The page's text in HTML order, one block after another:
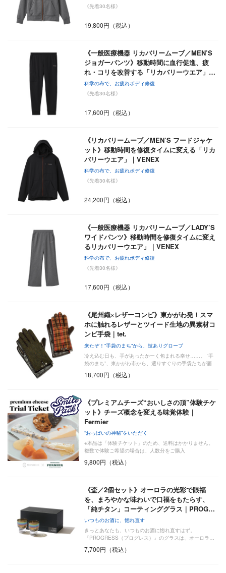
《先着30名様》
19,800円（税込）
《一般医療機器 リカバリームーブ／MEN’S
ジョガーパンツ》移動時間に血行促進、疲
れ・コリを改善する「リカバリーウエア」…
科学の布で、お疲れボディ修復
《先着30名様》
17,600円（税込）
《リカバリームーブ／MEN’S フードジャケ
ット》移動時間を修復タイムに変える「リカ
バリーウエア」｜VENEX
科学の布で、お疲れボディ修復
《先着30名様》
24,200円（税込）
《一般医療機器 リカバリームーブ／LADY’S
ワイドパンツ》移動時間を修復タイムに変え
るリカバリーウエア」｜VENEX
科学の布で、お疲れボディ修復
《先着30名様》
17,600円（税込）
《尾州織×レザーコンビ》東かがわ発！スマ
ホに触れるレザーとツイード生地の異素材コ
ンビ手袋｜tet.
来たぞ！“手袋のまち”から、技ありグローブ
冷え込む日も、手があったかーく包まれる幸せ……。 “手
袋のまち”、東かがわ市から、選りすぐりの手袋たちが届
18,700円（税込）
《プレミアムチーズ“おいしさの頂”体験チケ
ット》チーズ概念を変える味覚体験｜
Fermier
“おっぱいの神秘”をいただく
※本品は「体験チケット」のため、送料はかかりません。
複数で体験ご希望の場合は、人数分をご購入
9,800円（税込）
《盃／2個セット》オーロラの光彩で眼福
を、まろやかな味わいで口福をもたらす、
「純チタン」コーティンググラス｜PROG…
いつものお酒に、惚れ直す
きっとあなたも、いつものお酒に惚れ直すはず。
『PROGRESS（プログレス）』のグラスは、オーロラ…
7,700円（税込）